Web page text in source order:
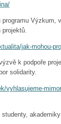
programu
jak-mohou-
k podpoře
solidarity.
vyhlasujeme-
studenty,